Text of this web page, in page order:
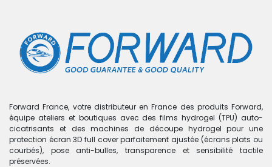
Boutique 0 articles trouvés.
Nous n'avons trouvé aucun
produit !
Aucun produit défini dans la catégorieTransformer
T101HA
Forward France, votre distributeur en France des produits Forward,
équipe ateliers et boutiques avec des films hydrogel (TPU) auto-
cicatrisants et des machines de découpe hydrogel pour une
protection écran 3D full cover parfaitement ajustée (écrans plats ou
courbés), pose anti-bulles, transparence et sensibilité tactile
préservées.